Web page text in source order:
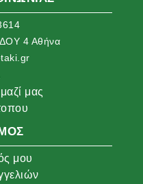
4 Αθήνα
μας
μου